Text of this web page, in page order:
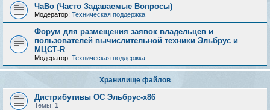
ЧаВо (Часто Задаваемые Вопросы)
Модератор: Техническая поддержка
Форум для размещения заявок владельцев и
пользователей вычислительной техники Эльбрус и
МЦСТ-R
Модератор: Техническая поддержка
Хранилище файлов
Дистрибутивы ОС Эльбрус-x86
Темы: 1